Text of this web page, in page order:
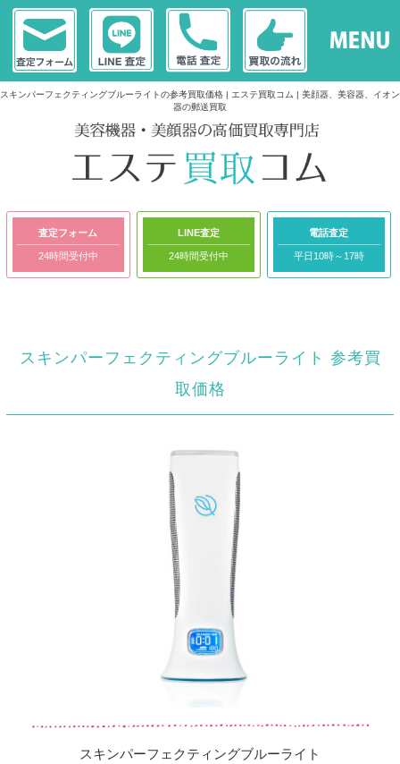
スキンパーフェクティングブルーライトの参考買取価格 | エステ買取コム | 美顔器、美容器、イオン
器の郵送買取
査定フォーム
24時間受付中
LINE査定
24時間受付中
電話査定
平日10時～17時
スキンパーフェクティングブルーライト 参考買
取価格
スキンパーフェクティングブルーライト